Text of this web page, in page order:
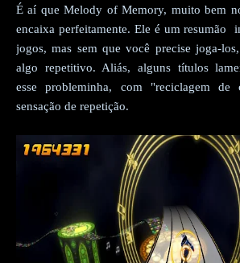
É aí que Melody of Memory, muito bem
encaixa perfeitamente. Ele é um resumão
jogos, mas sem que você precise joga-
algo repetitivo. Aliás, alguns títulos
esse probleminha, com "reciclagem de
sensação de repetição.